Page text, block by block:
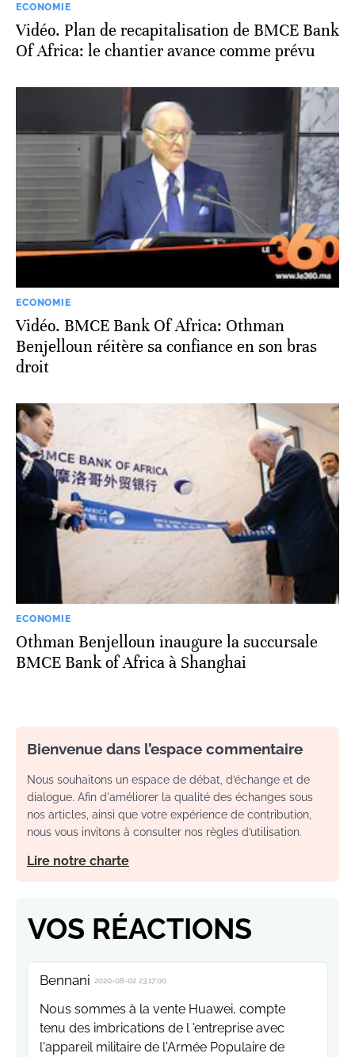
ECONOMIE
Vidéo. Plan de recapitalisation de BMCE Bank
Of Africa: le chantier avance comme prévu
ECONOMIE
Vidéo. BMCE Bank Of Africa: Othman
Benjelloun réitère sa confiance en son bras
droit
ECONOMIE
Othman Benjelloun inaugure la succursale
BMCE Bank of Africa à Shanghai
Bienvenue dans l’espace commentaire
Nous souhaitons un espace de débat, d’échange et de
dialogue. Afin d'améliorer la qualité des échanges sous
nos articles, ainsi que votre expérience de contribution,
nous vous invitons à consulter nos règles d’utilisation.
Lire notre charte
VOS RÉACTIONS
Bennani 2020-08-02 23:17:00
Nous sommes à la vente Huawei, compte
tenu des imbrications de l 'entreprise avec
l'appareil militaire de l'Armée Populaire de